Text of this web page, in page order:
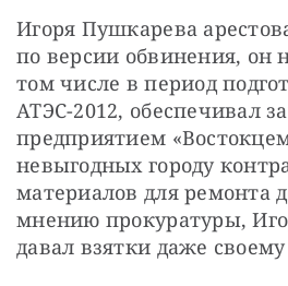
Игоря Пушкарева
по версии обвинения, он
том числе в период
АТЭС-2012, обеспечивал
предприятием
невыгодных городу
материалов для ремонта
мнению прокуратуры,
давал взятки даже своему